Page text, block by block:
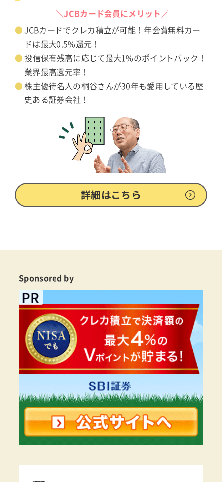
＼JCBカード会員にメリット／
JCBカードでクレカ積立が可能！年会費無料カー
ドは最大0.5%還元！
投信保有残高に応じて最大1%のポイントバック！
業界最高還元率！
株主優待名人の桐谷さんが30年も愛用している歴
史ある証券会社！
詳細はこちら
Sponsored by